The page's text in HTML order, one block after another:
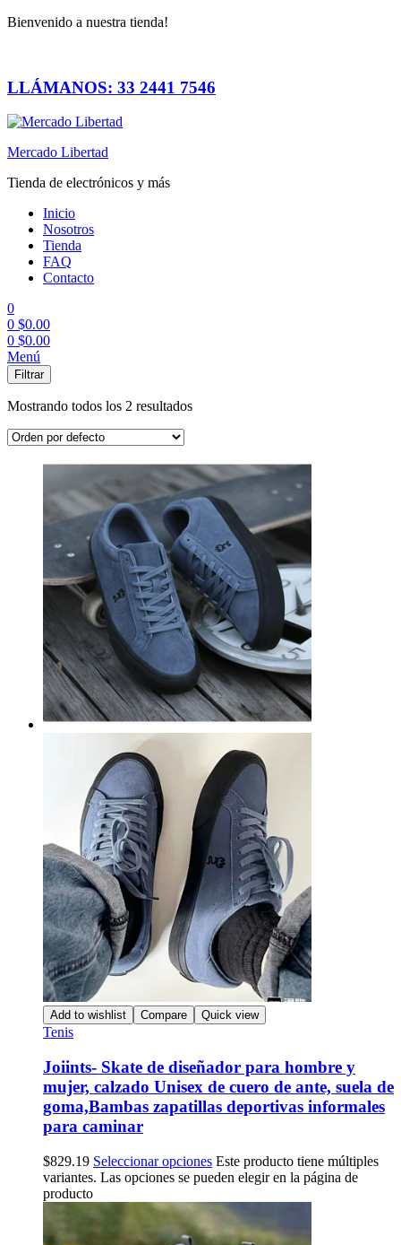
Bienvenido a nuestra tienda!
LLÁMANOS: 33 2441 7546
Mercado Libertad
Tienda de electrónicos y más
Inicio
Nosotros
Tienda
FAQ
Contacto
0
0 $0.00
0 $0.00
Menú
Filtrar
Mostrando todos los 2 resultados
Add to wishlist Compare Quick view
Tenis
Joiints- Skate de diseñador para hombre y
mujer, calzado Unisex de cuero de ante, suela de
goma,Bambas zapatillas deportivas informales
para caminar
$829.19 Seleccionar opciones Este producto tiene múltiples
variantes. Las opciones se pueden elegir en la página de
producto